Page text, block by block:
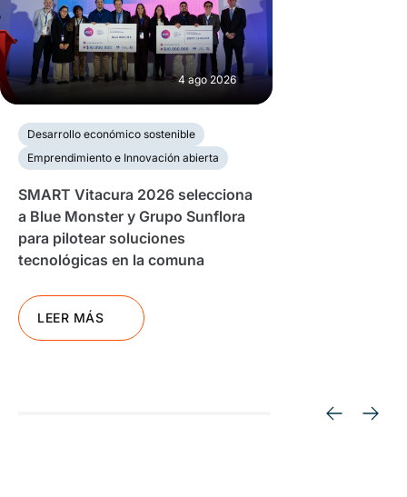
4 ago 2026
Desarrollo económico sostenible
Emprendimiento e Innovación abierta
SMART Vitacura 2026 selecciona
a Blue Monster y Grupo Sunflora
para pilotear soluciones
tecnológicas en la comuna
LEER MÁS